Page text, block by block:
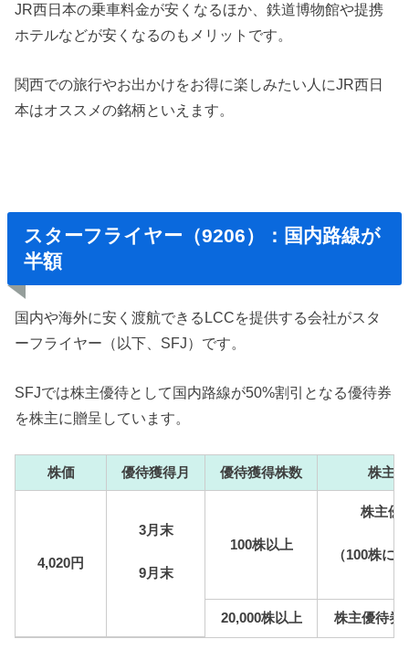
JR西日本の乗車料金が安くなるほか、鉄道博物館や提携
ホテルなどが安くなるのもメリットです。
関西での旅行やお出かけをお得に楽しみたい人にJR西日
本はオススメの銘柄といえます。
スターフライヤー（9206）：国内路線が
半額
国内や海外に安く渡航できるLCCを提供する会社がスタ
ーフライヤー（以下、SFJ）です。
SFJでは株主優待として国内路線が50%割引となる優待券
を株主に贈呈しています。
株価 優待獲得月 優待獲得株数 株主
4,020円
3月末
9月末
100株以上
株主優
（100株に
20,000株以上 株主優待券